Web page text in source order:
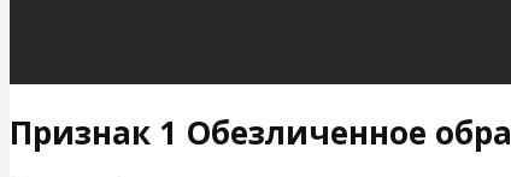
Признак 1 Обезличенное